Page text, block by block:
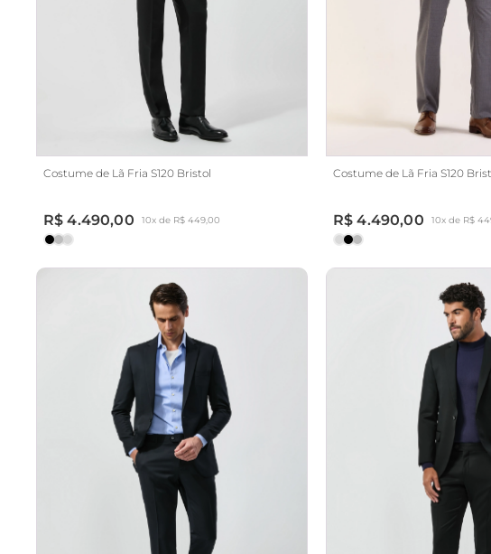
Costume de Lã Fria S120 Bristol
R$ 4.490,00 10x de R$ 449,00
Costume de Lã Fria S120
R$ 4.490,00 10x de R$